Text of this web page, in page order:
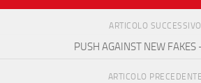
ARTICOLO SUCCESSIVO
PUSH AGAINST NEW
ARTICOLO PRECEDENTE